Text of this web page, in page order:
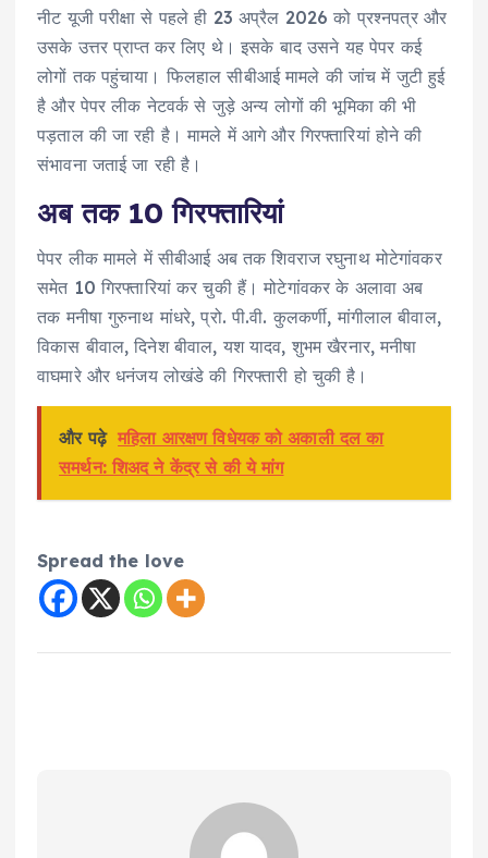
नीट यूजी परीक्षा से पहले ही 23 अप्रैल 2026 को प्रश्नपत्र और
उसके उत्तर प्राप्त कर लिए थे। इसके बाद उसने यह पेपर कई
लोगों तक पहुंचाया। फिलहाल सीबीआई मामले की जांच में जुटी हुई
है और पेपर लीक नेटवर्क से जुड़े अन्य लोगों की भूमिका की भी
पड़ताल की जा रही है। मामले में आगे और गिरफ्तारियां होने की
संभावना जताई जा रही है।
अब तक 10 गिरफ्तारियां
पेपर लीक मामले में सीबीआई अब तक शिवराज रघुनाथ मोटेगांवकर
समेत 10 गिरफ्तारियां कर चुकी हैं। मोटेगांवकर के अलावा अब
तक मनीषा गुरुनाथ मांधरे, प्रो. पी.वी. कुलकर्णी, मांगीलाल बीवाल,
विकास बीवाल, दिनेश बीवाल, यश यादव, शुभम खैरनार, मनीषा
वाघमारे और धनंजय लोखंडे की गिरफ्तारी हो चुकी है।
और पढ़े महिला आरक्षण विधेयक को अकाली दल का
समर्थन: शिअद ने केंद्र से की ये मांग
Spread the love